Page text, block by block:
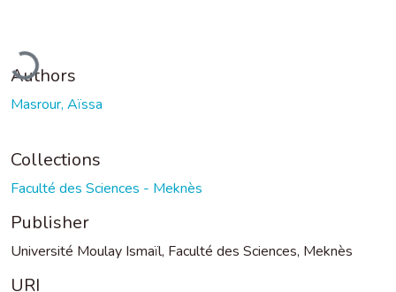
Authors
Masrour, Aïssa
Collections
Faculté des Sciences - Meknès
Publisher
Université Moulay Ismaïl, Faculté des Sciences, Meknès
URI